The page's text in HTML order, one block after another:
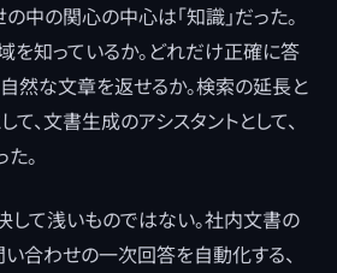
中の関心の中心は「知識」だった。
知っているか。どれだけ正確に答
然な文章を返せるか。検索の延長と
て、文書生成のアシスタントとして、
。
て浅いものではない。社内文書の
合わせの一次回答を自動化する、